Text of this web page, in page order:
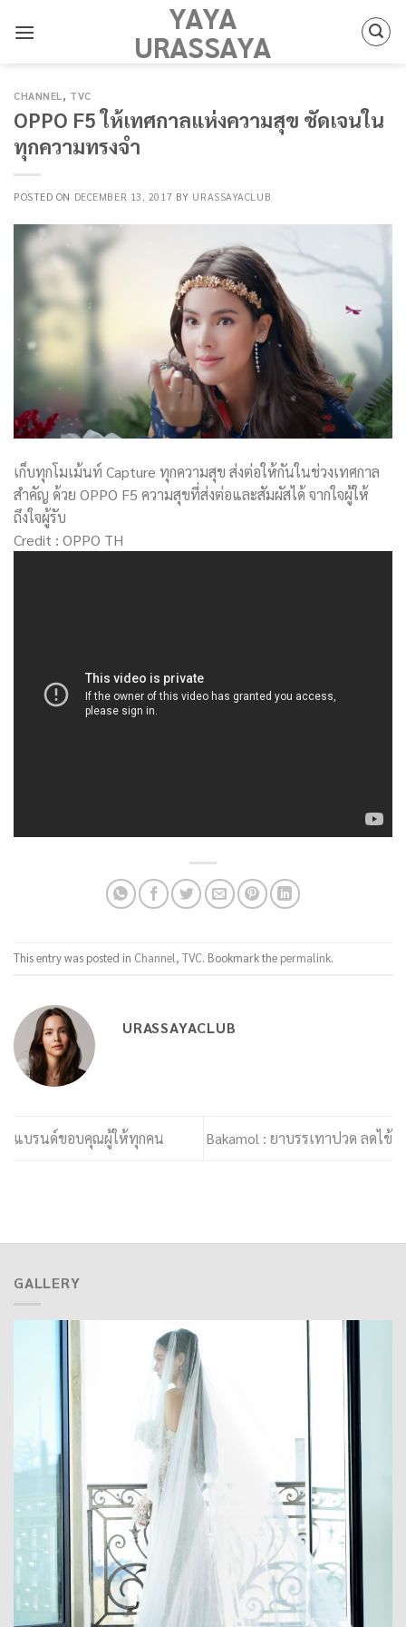
YAYA
URASSAYA
CHANNEL, TVC
OPPO F5 ให้เทศกาลแห่งความสุข ชัดเจนใน
ทุกความทรงจำ
POSTED ON DECEMBER 13, 2017 BY URASSAYACLUB
เก็บทุกโมเม้นท์ Capture ทุกความสุข ส่งต่อให้กันในช่วงเทศกาล
สำคัญ ด้วย OPPO F5 ความสุขที่ส่งต่อและสัมผัสได้ จากใจผู้ให้
ถึงใจผู้รับ
Credit : OPPO TH
This entry was posted in Channel, TVC. Bookmark the permalink.
URASSAYACLUB
แบรนด์ขอบคุณผู้ให้ทุกคน Bakamol : ยาบรรเทาปวด ลดไข้
GALLERY